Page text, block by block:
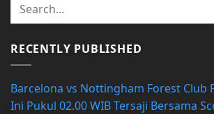
RECENTLY PUBLISHED
Barcelona vs Nottingham Forest Club
Ini Pukul 02.00 WIB Tersaji Bersama